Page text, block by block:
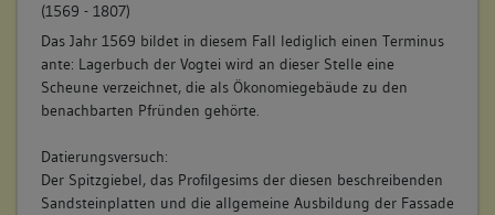
(1569 - 1807)
Das Jahr 1569 bildet in diesem Fall lediglich einen Terminus
ante: Lagerbuch der Vogtei wird an dieser Stelle eine
Scheune verzeichnet, die als Ökonomiegebäude zu den
benachbarten Pfründen gehörte.
Datierungsversuch:
Der Spitzgiebel, das Profilgesims der diesen beschreibenden
Sandsteinplatten und die allgemeine Ausbildung der Fassade